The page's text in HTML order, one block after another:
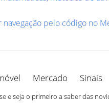
pelo código no
Mercado Sinais
e seja o primeiro a saber das